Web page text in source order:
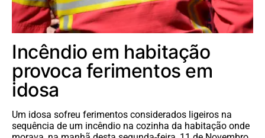
Incêndio em habitação
provoca ferimentos em
idosa
Um idosa sofreu ferimentos considerados ligeiros na
sequência de um incêndio na cozinha da habitação onde